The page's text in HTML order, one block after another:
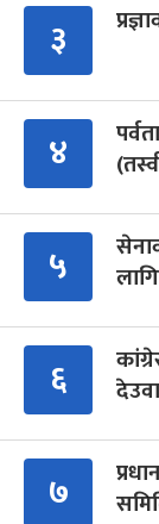
३
४
५
६
७